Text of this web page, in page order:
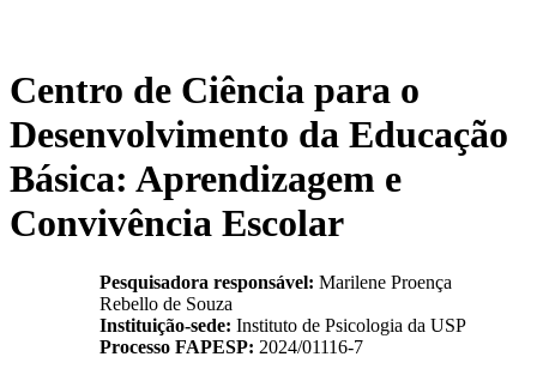
Centro de Ciência para o
Desenvolvimento da Educação
Básica: Aprendizagem e
Convivência Escolar
Pesquisadora responsável: Marilene Proença
Rebello de Souza
Instituição-sede: Instituto de Psicologia da USP
Processo FAPESP: 2024/01116-7